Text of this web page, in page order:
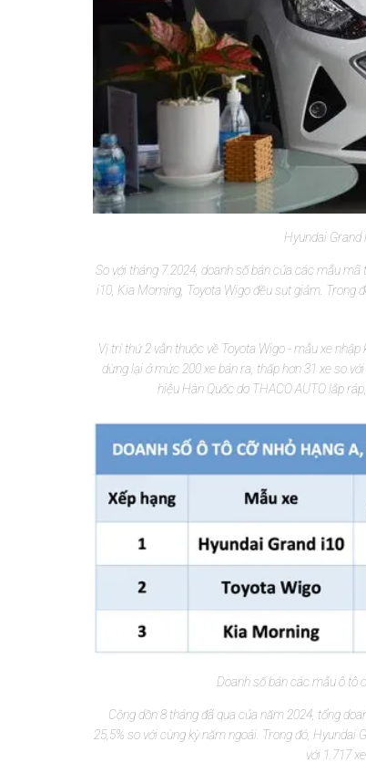
Hyundai Grand
So với tháng 7.2024, doanh số bán của các mẫu
i10, Kia Morning, Toyota Wigo đều sụt giảm. Trong
Vị trí thứ 2 vẫn thuộc về Toyota Wigo - mẫu xe
dừng lại ở mức 200 xe bán ra, thấp hơn 31 xe so
hiệu Hàn Quốc do THACO AUTO lắp
Doanh số bán các mẫu ô tô
Cộng dồn 8 tháng đã qua của năm 2024, tổng
25,5% so với cùng kỳ năm ngoái. Trong đó, Hyundai
với 1.717